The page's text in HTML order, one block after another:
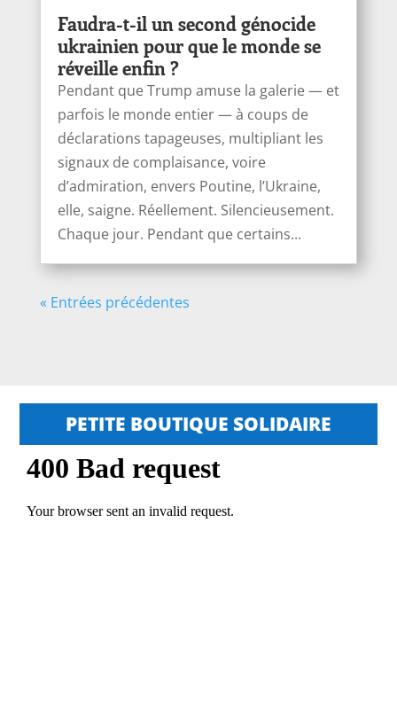
Faudra-t-il un second génocide
ukrainien pour que le monde se
réveille enfin ?
Pendant que Trump amuse la galerie — et
parfois le monde entier — à coups de
déclarations tapageuses, multipliant les
signaux de complaisance, voire
d’admiration, envers Poutine, l’Ukraine,
elle, saigne. Réellement. Silencieusement.
Chaque jour. Pendant que certains...
« Entrées précédentes
PETITE BOUTIQUE SOLIDAIRE